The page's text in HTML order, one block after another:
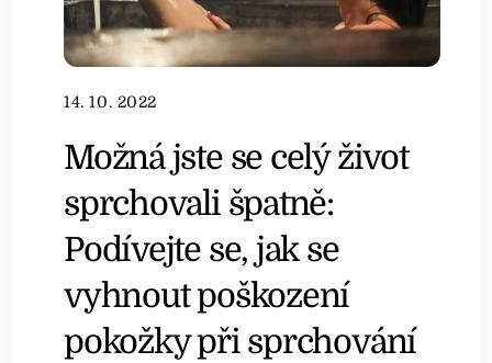
14. 10. 2022
Možná jste se celý život
sprchovali špatně:
Podívejte se, jak se
vyhnout poškození
pokožky při sprchování